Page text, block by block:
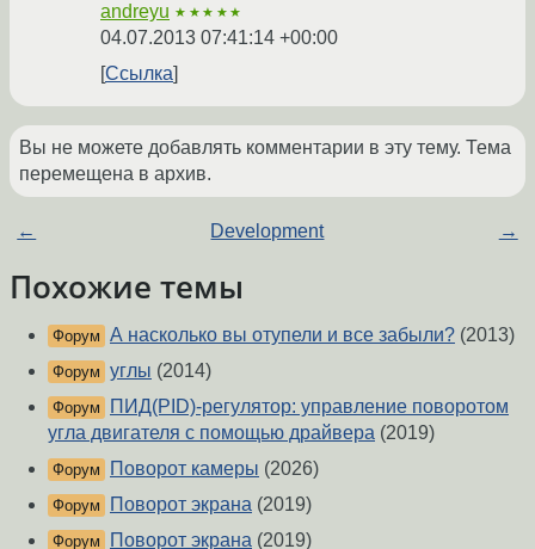
andreyu ★★★★★
04.07.2013 07:41:14 +00:00
Ссылка
Вы не можете добавлять комментарии в эту тему. Тема
перемещена в архив.
← Development →
Похожие темы
Форум А насколько вы отупели и все забыли? (2013)
Форум углы (2014)
Форум
ПИД(PID)-регулятор: управление поворотом
угла двигателя с помощью драйвера (2019)
Форум Поворот камеры (2026)
Форум Поворот экрана (2019)
Форум Поворот экрана (2019)